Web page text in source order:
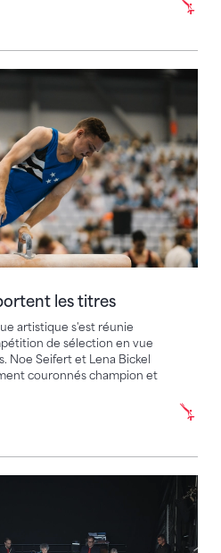
les titres
artistique s'est réunie
de sélection en vue
Noe Seifert et Lena Bickel
couronnés champion et
les titres
: créer des émotions grâce à